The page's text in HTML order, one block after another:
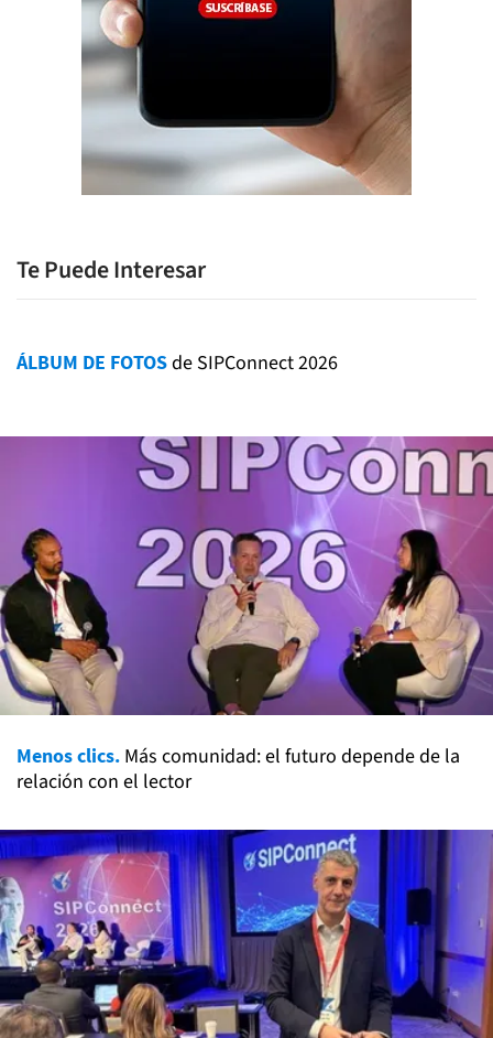
Te Puede Interesar
ÁLBUM DE FOTOSde SIPConnect 2026
Menos clics. Más comunidad: el futuro depende de la
relación con el lector